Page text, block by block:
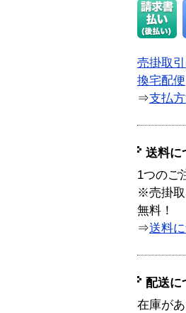
売掛取
換宅配便
⇒支払
送料に
1つのご
※売掛取
無料！
⇒送料
配送に
在庫が